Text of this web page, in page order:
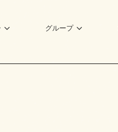
グループ